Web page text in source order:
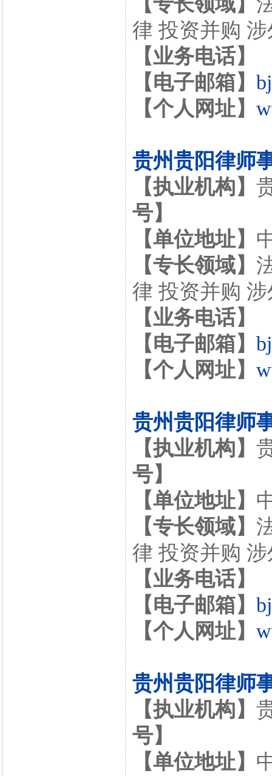
律 投资并购
【业务电话】
【电子邮箱】
【个人网址】
贵州贵阳律师
【执业机构】
号】
【单位地址】
【专长领域】
律 投资并购
【业务电话】
【电子邮箱】
【个人网址】
贵州贵阳律师
【执业机构】
号】
【单位地址】
【专长领域】
律 投资并购
【业务电话】
【电子邮箱】
【个人网址】
贵州贵阳律师
【执业机构】
号】
【单位地址】